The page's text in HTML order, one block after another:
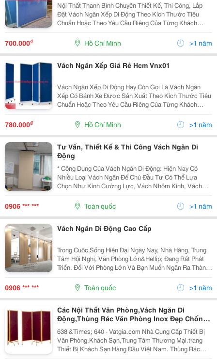
Nội Thất Thanh Bình Chuyên Thiết Kế, Thi Công, Lắp
Đặt Vách Ngăn Xếp Di Động Theo Kích Thước Tiêu
Chuẩn Hoặc Theo Yêu Cầu Riêng Của Từng Khách
Hàng. Liên Hệ Với Chúng Tôi Để Được Tư Vấn Và Báo
Giá Miễn Phí. Công Ty Cổ Phần Thanh Bình Group ...
700.000₫ Hồ Chí Minh >1 năm
Vách Ngăn Xếp Giá Rẻ Hcm Vnx01
Vách Ngăn Xếp Di Động Hay Còn Gọi Là Vách Ngăn
Xếp Có Bánh Xe Được Sản Xuất Theo Kích Thước Tiêu
Chuẩn Hoặc Theo Yêu Cầu Riêng Của Từng Khách
Hàng. Sử Dụng Chất Liệu Nỉ/ Ván Mdf/ Mfc Ốp Khung
Thép Sơn Tĩnh Điện. Thông Tin Liên Hệ : Công Ty Cổ...
780.000₫ Hồ Chí Minh >1 năm
Tư Vấn, Thiết Kế & Thi Công Vách Ngăn Di
Động
* Công Dụng Của Vách Ngăn Di Động: Hiện Nay Có
Nhiều Loại Vách Ngăn Để Chủ Đầu Tư Có Thể Lựa
Chọn Như Kính Cường Lực, Vách Nhôm Kính, Vách
Ngăn Thạch Cao, Vách Ngăn Gỗ Các Loại, Vách Ngăn
Nỉ&Hellip; Mỗi Loại Vách Ngăn Đều Có Công Dụng Và
Thích Hợp...
0906 *** *** Toàn quốc >1 năm
Vách Ngăn Di Động Cao Cấp
Trong Cuộc Sống Hiện Đại Ngày Nay, Nhà Hàng, Trung
Tâm Hội Nghị, Văn Phòng Lớn&Hellip; Đang Rất Phát
Triển. Đối Với Phòng Lớn Và Bạn Muốn Ngăn Ra Thành
2, Thì Vách Ngăn Di Động Là Nhu Cầu Thiết Yếu. Bởi
Khả Năng Ứng Dụng Tuyệt Vời, Nhanh, Gọn, Và Ít...
0906 *** *** Toàn quốc >1 năm
Các Nội Thất Văn Phòng,Vách Ngăn Di
Động,Thùng Rác Văn Phòng Inox Đẹp Chống
Rỉ Sét.
638 &Times; 640 - Vatgia.com Nhà Cung Cấp Thiết Bị
Văn Phòng,Khách Sạn,Trung Tâm Thương Mại.trang
Thiết Bị Khách Sạn Hàng Đầu Việt Nam. Thùng Rác
Bàn Đạp Mã Sp: Ek9625Js Số Lượng Mua: Đặt Hàng